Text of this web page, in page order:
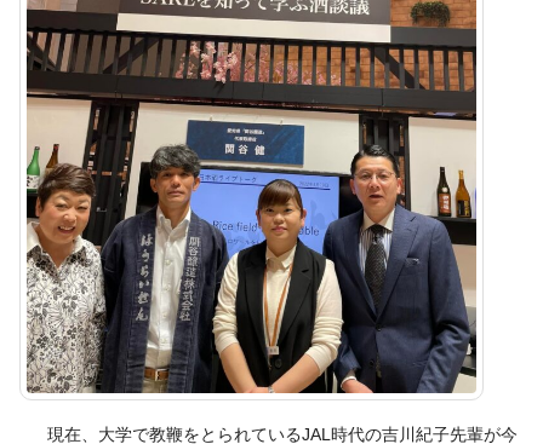
現在、大学で教鞭をとられているJAL時代の吉川紀子先輩が今